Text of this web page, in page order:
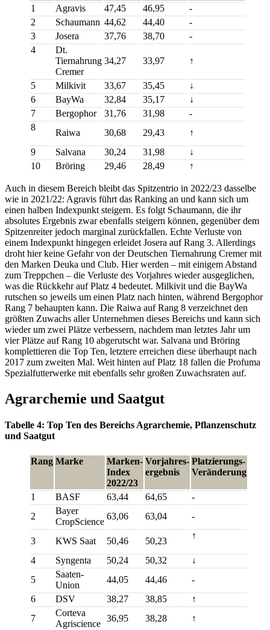
1 Agravis 47,45 46,95
-
2
Schaumann 44,62 44,40
-
3
Josera 37,76 38,70
-
4
Dt.
Tiernahrung
Cremer
34,27 33,97 ↑
5 Milkivit 33,67 35,45
↓
6
BayWa 32,84 35,17
↓
7
Bergophor 31,76 31,98
-
8
Raiwa 30,68 29,43
↑
9
Salvana 30,24 31,98
↓
10
Bröring 29,46 28,49 ↑
Auch in diesem Bereich bleibt das Spitzentrio in 2022/23 dasselbe
wie in 2021/22: Agravis führt das Ranking an und kann sich um
einen halben Indexpunkt steigern. Es folgt Schaumann, die ihr
absolutes Ergebnis zwar ebenfalls steigern können, gegenüber dem
Spitzenreiter jedoch marginal zurückfallen. Echte Verluste von
einem Indexpunkt hingegen erleidet Josera auf Rang 3. Allerdings
droht hier keine Gefahr von der Deutschen Tiernahrung Cremer mit
den Marken Deuka und Club. Hier werden – mit einigem Abstand
zum Treppchen – die Verluste des Vorjahres wieder ausgeglichen,
was die Rückkehr auf Platz 4 bedeutet. Milkivit und die BayWa
rutschen so jeweils um einen Platz nach hinten, während Bergophor
Rang 7 behaupten kann. Die Raiwa auf Rang 8 verzeichnet den
größten Zuwachs aller Unternehmen dieses Bereichs und kann sich
wieder um zwei Plätze verbessern, nachdem man letztes Jahr um
vier Plätze auf Rang 10 abgerutscht war. Salvana und Bröring
komplettieren die Top Ten, letztere erreichen diese überhaupt nach
2017 zum zweiten Mal. Weit hinten auf Platz 18 fallen die Profuma
Spezialfutterwerke mit ebenfalls sehr großen Zuwachsraten auf.
Agrarchemie und Saatgut
Tabelle 4: Top Ten des Bereichs Agrarchemie, Pflanzenschutz
und Saatgut
Rang Marke
Marken-
Index
2022/23
Vorjahres-
ergebnis
Platzierungs-
Veränderung
1 BASF 63,44 64,65
-
2
Bayer
CropScience
63,06 63,04 -
3 KWS Saat 50,46 50,23
↑
4 Syngenta 50,24 50,32
↓
5
Saaten-
Union
44,05 44,46
-
6
DSV 38,27 38,85
↑
7
Corteva
Agriscience
36,95 38,28
↑